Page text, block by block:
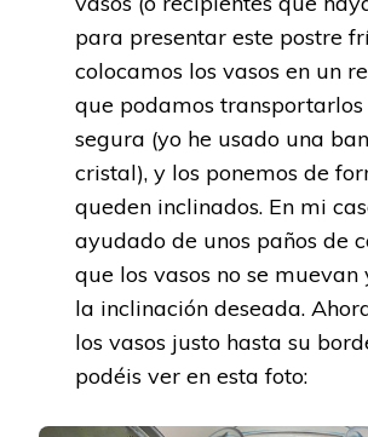
para presentar este postre
colocamos los vasos en un
que podamos
segura (yo he usado una
cristal), y los ponemos de
queden inclinados. En mi
ayudado de unos paños de
que los vasos no se muevan
la inclinación deseada.
los vasos justo hasta su
podéis ver en esta foto: